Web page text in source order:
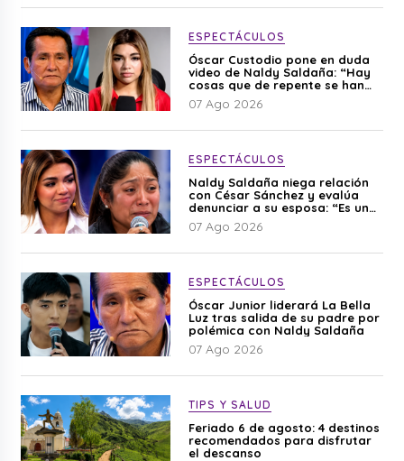
ESPECTÁCULOS
Óscar Custodio pone en duda
video de Naldy Saldaña: “Hay
cosas que de repente se han
editado”
07 Ago 2026
ESPECTÁCULOS
Naldy Saldaña niega relación
con César Sánchez y evalúa
denunciar a su esposa: “Es una
difamación”
07 Ago 2026
ESPECTÁCULOS
Óscar Junior liderará La Bella
Luz tras salida de su padre por
polémica con Naldy Saldaña
07 Ago 2026
TIPS Y SALUD
Feriado 6 de agosto: 4 destinos
recomendados para disfrutar
el descanso